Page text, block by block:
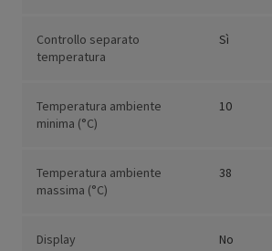
Controllo separato
temperatura
Sì
Temperatura ambiente
minima (°C)
10
Temperatura ambiente
massima (°C)
38
Display No